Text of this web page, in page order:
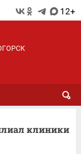
12+
клиники